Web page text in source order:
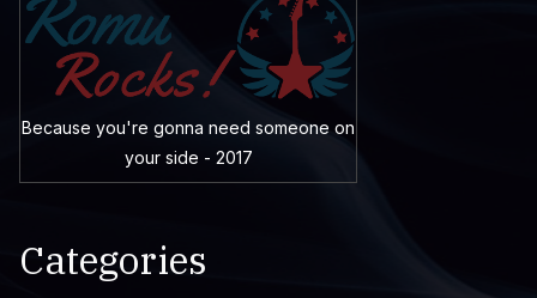
Because you're gonna need someone on
your side - 2017
Categories